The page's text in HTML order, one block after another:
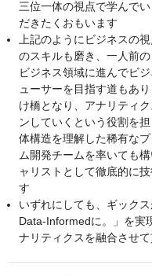
三位一体の視点で学んで
だきたくおもいます
上記のようにビジネスの
のスキルも磨き、一人前
ビジネス領域に進んでビ
ューサーを目指す道もあ
け橋となり、アナリティ
ンしていくという役割を
体構造を理解した稀有な
ム開発チームを率いても
ャリストとして徹底的に
す
いずれにしても、ギック
Data-Informedに。」を実
ナリティクスを融合させ